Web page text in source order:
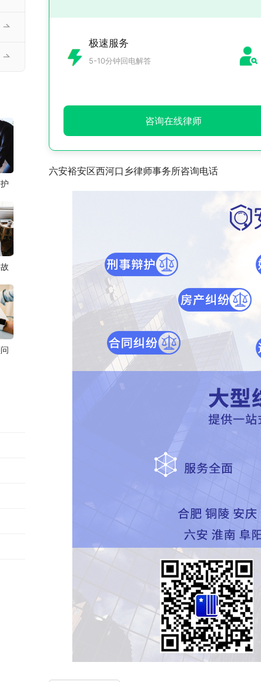
极速服务
5-10分钟回电解答
咨询在线律师
六安裕安区西河口乡律师事务所咨询电话